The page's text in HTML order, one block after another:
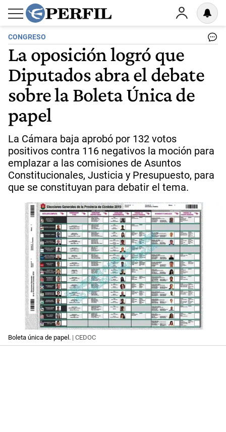
CONGRESO
La oposición logró que
Diputados abra el debate
sobre la Boleta Única de
papel
La Cámara baja aprobó por 132 votos
positivos contra 116 negativos la moción para
emplazar a las comisiones de Asuntos
Constitucionales, Justicia y Presupuesto, para
que se constituyan para debatir el tema.
Boleta única de papel. | CEDOC